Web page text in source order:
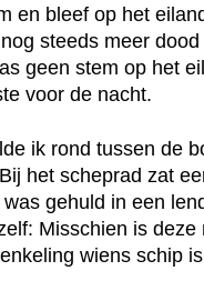
en bleef op het
steeds meer
geen stem op het
voor de nacht.
ik rond tussen de
het scheprad zat
gehuld in een
Misschien is
wiens schip